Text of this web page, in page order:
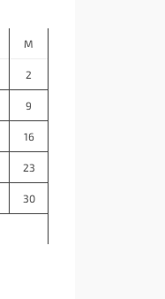
M
2
9
16
23
30